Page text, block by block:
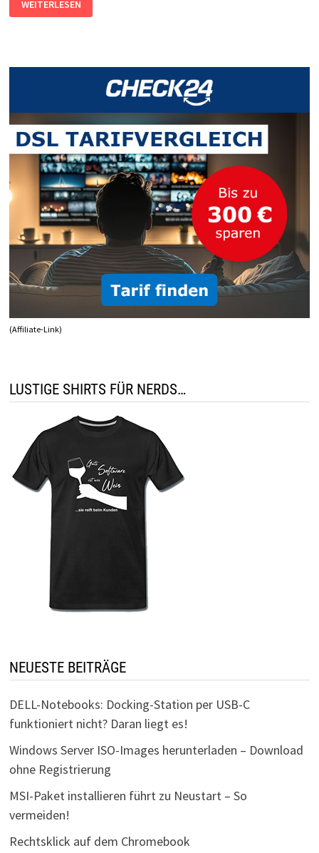
AUTOCOMPLETE
FÜR
WEITERLESEN
(Affiliate-Link)
LUSTIGE SHIRTS FÜR NERDS…
NEUESTE BEITRÄGE
DELL-Notebooks: Docking-Station per USB-C
funktioniert nicht? Daran liegt es!
Windows Server ISO-Images herunterladen – Download
ohne Registrierung
MSI-Paket installieren führt zu Neustart – So
vermeiden!
Rechtsklick auf dem Chromebook